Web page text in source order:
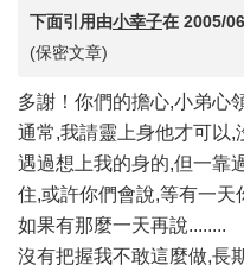
下面引用由小幸子在 2005/
(保密文章)
多謝！你們的擔心,小弟心
通常,我請靈上身他才可以
遇過想上我的身的,但一靠
住,或許你們會說,等有一天
如果有那麼一天再說........
沒有把握我不敢這麼做,長